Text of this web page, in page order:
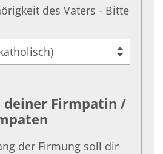
des Vaters - Bitte
deiner Firmpatin /
der Firmung soll dir